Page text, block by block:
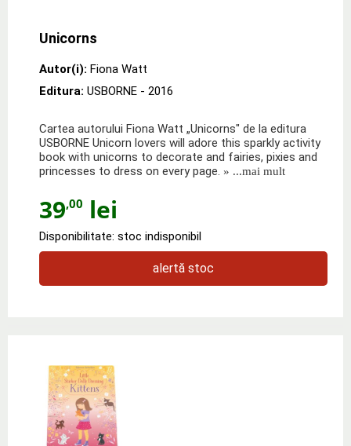
Unicorns
Autor(i): Fiona Watt
Editura: USBORNE - 2016
Cartea autorului Fiona Watt „Unicorns" de la editura
USBORNE Unicorn lovers will adore this sparkly activity
book with unicorns to decorate and fairies, pixies and
princesses to dress on every page. » ...mai mult
39,00 lei
Disponibilitate: stoc indisponibil
alertă stoc